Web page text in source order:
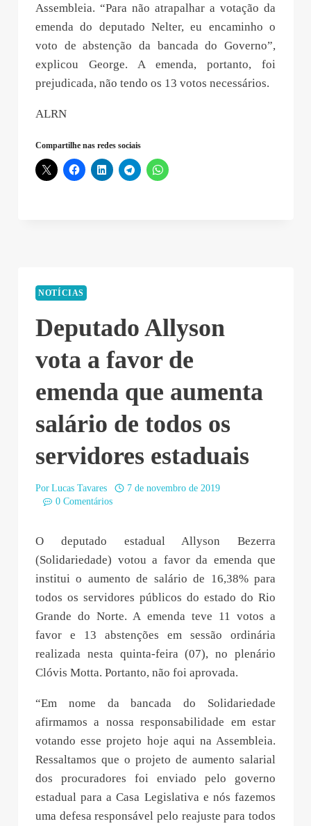
Assembleia. “Para não atrapalhar a votação da
emenda do deputado Nelter, eu encaminho o
voto de abstenção da bancada do Governo”,
explicou George. A emenda, portanto, foi
prejudicada, não tendo os 13 votos necessários.
ALRN
Compartilhe nas redes sociais
NOTÍCIAS
Deputado Allyson
vota a favor de
emenda que aumenta
salário de todos os
servidores estaduais
Por Lucas Tavares
7 de novembro de 2019
0 Comentários
O deputado estadual Allyson Bezerra
(Solidariedade) votou a favor da emenda que
institui o aumento de salário de 16,38% para
todos os servidores públicos do estado do Rio
Grande do Norte. A emenda teve 11 votos a
favor e 13 abstenções em sessão ordinária
realizada nesta quinta-feira (07), no plenário
Clóvis Motta. Portanto, não foi aprovada.
“Em nome da bancada do Solidariedade
afirmamos a nossa responsabilidade em estar
votando esse projeto hoje aqui na Assembleia.
Ressaltamos que o projeto de aumento salarial
dos procuradores foi enviado pelo governo
estadual para a Casa Legislativa e nós fazemos
uma defesa responsável pelo reajuste para todos